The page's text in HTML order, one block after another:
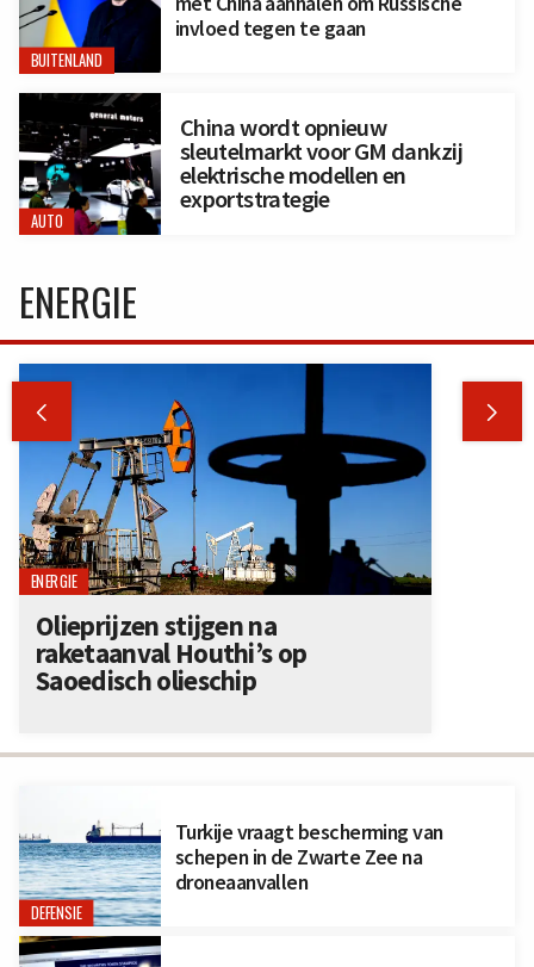
BUITENLAND
invloed tegen te gaan
AUTO
China wordt opnieuw
sleutelmarkt voor GM dankzij
elektrische modellen en
exportstrategie
DEFENSIE
Turkije vraagt bescherming van
schepen in de Zwarte Zee na
droneaanvallen
ENERGIE
 
ENERGIE
Olieprijzen stijgen na
raketaanval Houthi’s op
Saoedisch olieschip